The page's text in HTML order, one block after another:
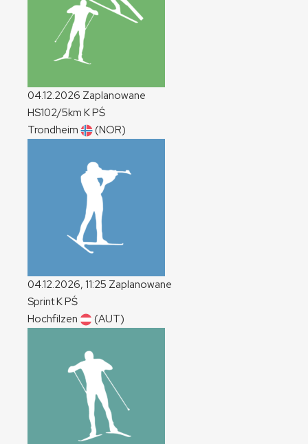
04.12.2026 Zaplanowane
HS102/5km KPŚ
Trondheim
(NOR)
04.12.2026, 11:25 Zaplanowane
SprintKPŚ
Hochfilzen
(AUT)